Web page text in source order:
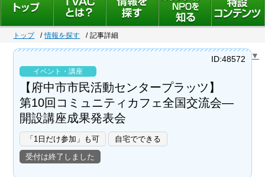
トップ 情報を探す 記事詳細
Select Language ▼
イベント・講座
【府中市市民活動センタープラッツ】
第10回コミュニティカフェ全国交流会―
開設講座成果発表会
「1日だけ参加」も可
自宅でできる
受付は終了しました
ID:48572